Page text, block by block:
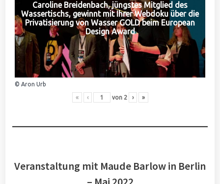
Caroline Breidenbach, jüngstes Mitglied des
Wassertischs, gewinnt mit Ihrer Webdoku über die
Privatisierung von Wasser GOLD beim European
Design Award
© Aron Urb
« ‹ von 2 › »
Veranstaltung mit Maude Barlow in Berlin